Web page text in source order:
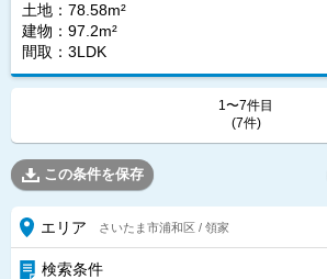
土地：78.58m²
建物：97.2m²
間取：3LDK
1〜7件目
(7件)
この条件を保存
エリア さいたま市浦和区 / 領家
検索条件